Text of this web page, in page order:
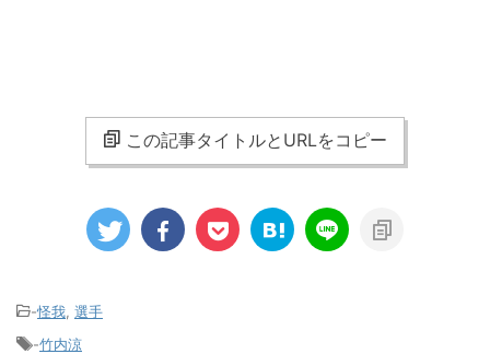
この記事タイトルとURLをコピー
-怪我 選手
-竹内涼